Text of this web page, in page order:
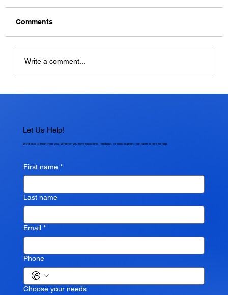
Comments
Write a comment...
Let Us Help!
We'd love to hear from you. Whether you have questions, feedback, or need support, our team is here to help.
First name *
Last name
Email *
Phone
Choose your needs